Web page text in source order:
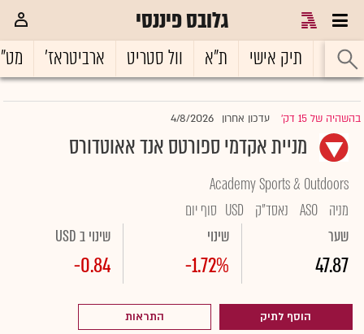
גלובס פיננסי
ראשי תיק אישי ת"א וול סטריט ארביטראז'
בהשהיה של 15 דק' |עדכון אחרון 4/8/2026
מניית אקדמי ספורטס אנד אאוטדורס
Academy Sports & Outdoors
מניה ASO נאסד"ק USD סוף יום
שער
47.87
שינוי
-1.72%
שינוי ב USD
-0.84
הוסף לתיק התראות